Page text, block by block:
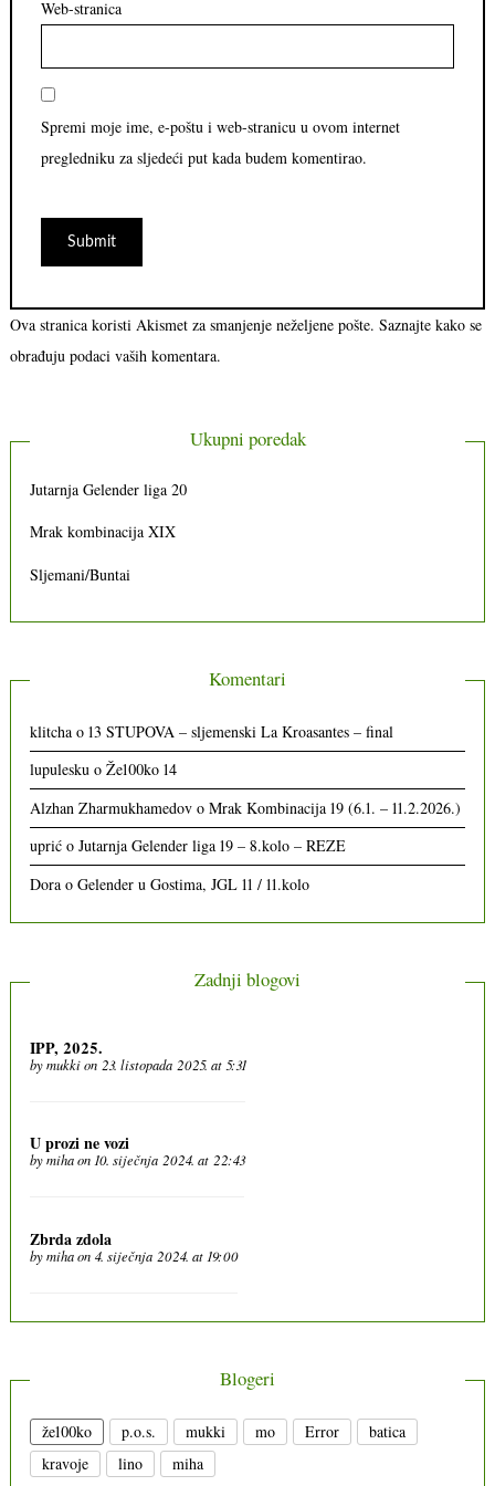
Web-stranica
Spremi moje ime, e-poštu i web-stranicu u ovom internet
pregledniku za sljedeći put kada budem komentirao.
Ova stranica koristi Akismet za smanjenje neželjene pošte. Saznajte kako se
obrađuju podaci vaših komentara.
Ukupni poredak
Jutarnja Gelender liga 20
Mrak kombinacija XIX
Sljemani/Buntai
Komentari
klitcha o13 STUPOVA – sljemenski La Kroasantes – final
lupulesku oŽe100ko 14
Alzhan Zharmukhamedov oMrak Kombinacija 19 (6.1. – 11.2.2026.)
uprić oJutarnja Gelender liga 19 – 8.kolo – REZE
Dora oGelender u Gostima, JGL 11 / 11.kolo
Zadnji blogovi
IPP, 2025.
bymukkion 23. listopada 2025. at 5:31
U prozi ne vozi
bymihaon 10. siječnja 2024. at 22:43
Zbrda zdola
bymihaon 4. siječnja 2024. at 19:00
Blogeri
že100ko p.o.s. mukki mo Error
batica
kravoje
lino miha